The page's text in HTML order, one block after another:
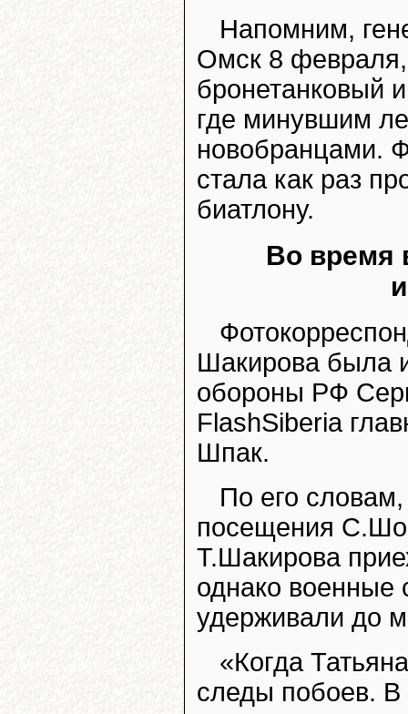
Напомним,
Омск 8 февраля,
бронетанковый
где минувшим
новобранцами.
стала как раз
биатлону.
Во время
Шакирова была
обороны РФ
FlashSiberia
Шпак.
По его
посещения
Т.Шакирова
однако военные
удерживали до
«Когда
следы побоев. В